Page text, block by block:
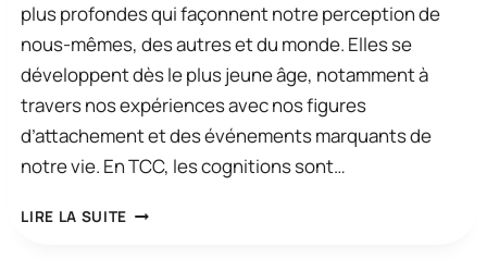
plus profondes qui façonnent notre perception de
nous-mêmes, des autres et du monde. Elles se
développent dès le plus jeune âge, notamment à
travers nos expériences avec nos figures
d’attachement et des événements marquants de
notre vie. En TCC, les cognitions sont…
LIRE LA SUITE LES